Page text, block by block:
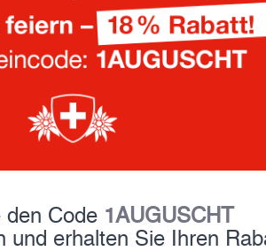
34.90Fr.
inkl. MwSt und zzgl.Versand
auf Lager, Lieferung in 4-8
Produkt merken
den Code 1AUGUSCHT
und erhalten Sie Ihren